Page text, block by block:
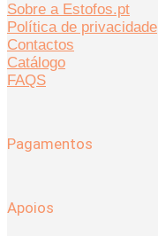
Sobre a Estofos.pt
Política de privacidade
Contactos
Catálogo
FAQS
Pagamentos
Apoios